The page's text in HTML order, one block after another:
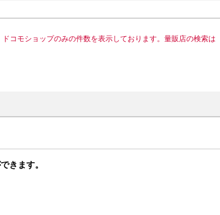
コモショップのみの件数を表示しております。量販店の検索は
きます。